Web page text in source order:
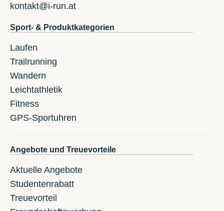
kontakt@i-run.at
Sport- & Produktkategorien
Laufen
Trailrunning
Wandern
Leichtathletik
Fitness
GPS-Sportuhren
Angebote und Treuevorteile
Aktuelle Angebote
Studentenrabatt
Treuevorteil